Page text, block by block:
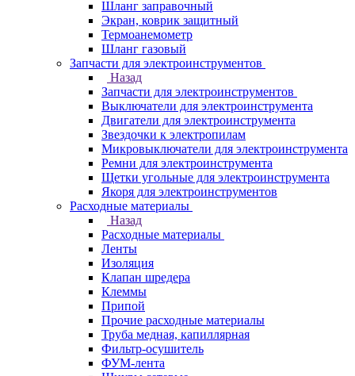
Шланг заправочный
Экран, коврик защитный
Термоанемометр
Шланг газовый
Запчасти для электроинструментов
Назад
Запчасти для электроинструментов
Выключатели для электроинструмента
Двигатели для электроинструмента
Звездочки к электропилам
Микровыключатели для электроинструмента
Ремни для электроинструмента
Щетки угольные для электроинструмента
Якоря для электроинструментов
Расходные материалы
Назад
Расходные материалы
Ленты
Изоляция
Клапан шредера
Клеммы
Припой
Прочие расходные материалы
Труба медная, капиллярная
Фильтр-осушитель
ФУМ-лента